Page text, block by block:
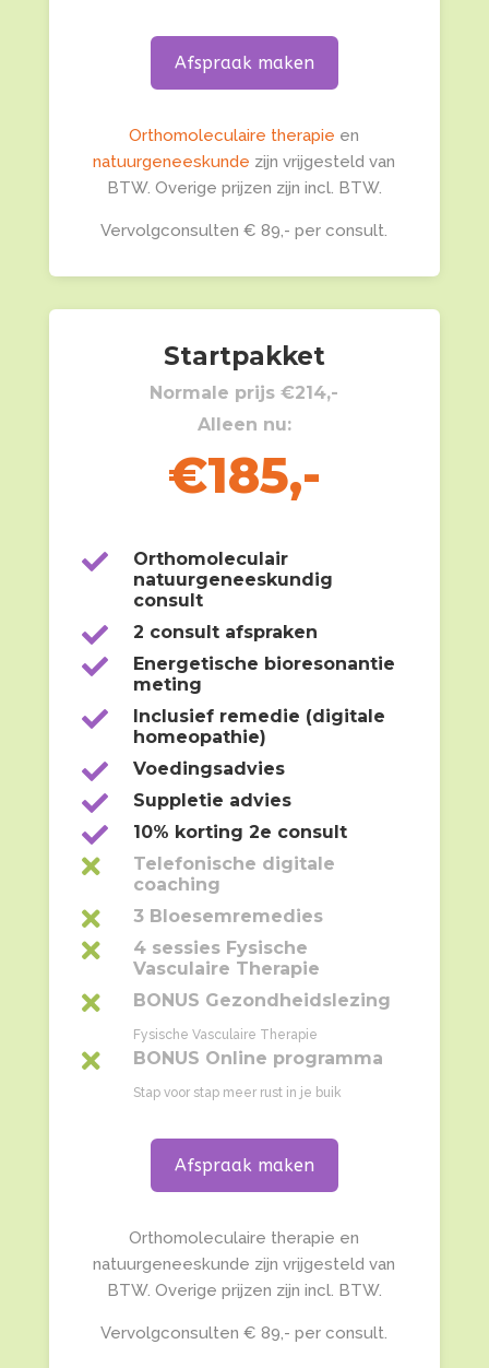
Afspraak maken
Orthomoleculaire therapie en
natuurgeneeskunde zijn vrijgesteld van
BTW. Overige prijzen zijn incl. BTW.
Vervolgconsulten € 89,- per consult.
Startpakket
Normale prijs €214,-
Alleen nu:
€185,-

Orthomoleculair
natuurgeneeskundig
consult
 2 consult afspraken

Energetische bioresonantie
meting

Inclusief remedie (digitale
homeopathie)
 Voedingsadvies
 Suppletie advies
 10% korting 2e consult

Telefonische digitale
coaching
 3 Bloesemremedies

4 sessies Fysische
Vasculaire Therapie
 BONUS Gezondheidslezing
Fysische Vasculaire Therapie
 BONUS Online programma
Stap voor stap meer rust in je buik
Afspraak maken
Orthomoleculaire therapie en
natuurgeneeskunde zijn vrijgesteld van
BTW. Overige prijzen zijn incl. BTW.
Vervolgconsulten € 89,- per consult.